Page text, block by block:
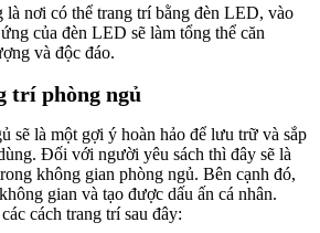
là nơi có thể trang trí bằng đèn LED, vào
của đèn LED sẽ làm tổng thể căn
và độc đáo.
trí phòng ngủ
sẽ là một gợi ý hoàn hảo để lưu trữ và sắp
Đối với người yêu sách thì đây sẽ là
không gian phòng ngủ. Bên cạnh đó,
gian và tạo được dấu ấn cá nhân.
cách trang trí sau đây: